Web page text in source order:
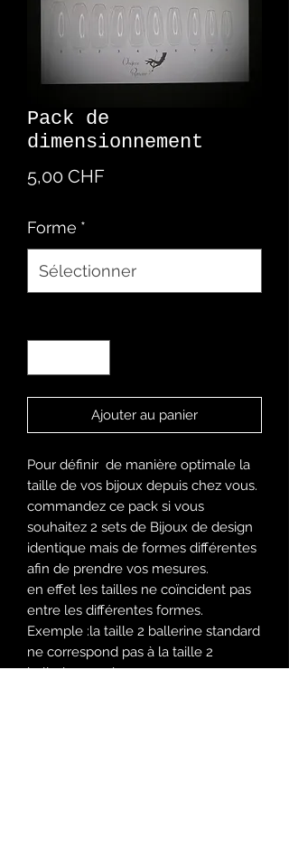
Pack de
dimensionnement
5,00 CHFPrix
Forme *
Ajouter au panier
Pour définir de manière optimale la
taille de vos bijoux depuis chez vous.
commandez ce pack si vous
souhaitez 2 sets de Bijoux de design
identique mais de formes différentes
afin de prendre vos mesures.
en effet les tailles ne coïncident pas
entre les différentes formes.
Exemple :la taille 2 ballerine standard
ne correspond pas à la taille 2
ballerine maxi